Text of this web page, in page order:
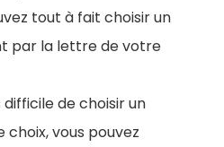
tout à fait choisir un
par la lettre de votre
de choisir un
choix, vous pouvez